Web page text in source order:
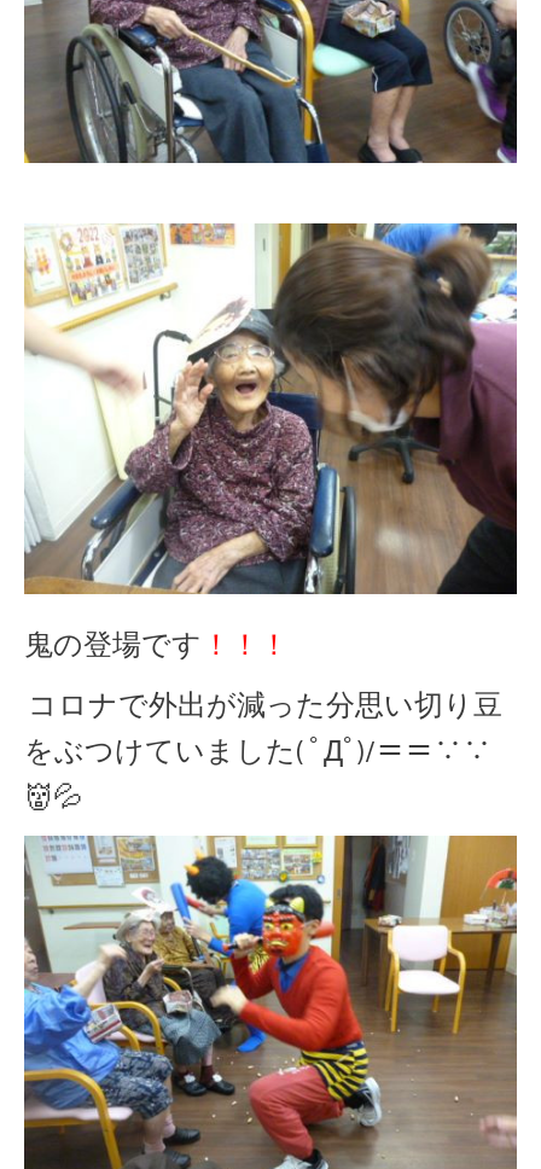
鬼の登場です ！！！
コロナで外出が減った分思い切り豆
をぶつけていました( ﾟДﾟ)/＝＝∵∵
👹💦